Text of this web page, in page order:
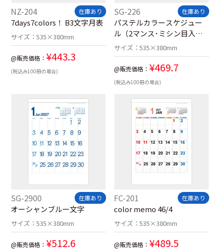
NZ-204 在庫あり
7days7colors！ B3文字月表
サイズ：535×380mm
@販売価格： ¥443.3
(税込み100冊の場合)
SG-226 在庫あり
パステルカラースケジュー
ル（2マンス･ミシン目入
り）
サイズ： 535×380mm
@販売価格： ¥469.7
(税込み100冊の場合)
SG-2900 在庫あり
オーシャンブルー文字
サイズ：535×380mm
@販売価格： ¥512.6
FC-201 在庫あり
color memo 46/4
サイズ： 535×380mm
@販売価格： ¥489.5